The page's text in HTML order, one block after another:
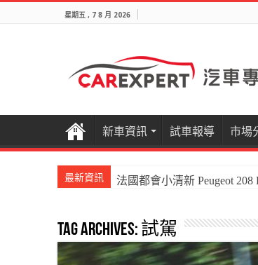
星期五 , 7 8 月 2026
新車資訊 試車報導 市場
最新資訊 國產電油休旅新王者Honda
Tag Archives: 試駕